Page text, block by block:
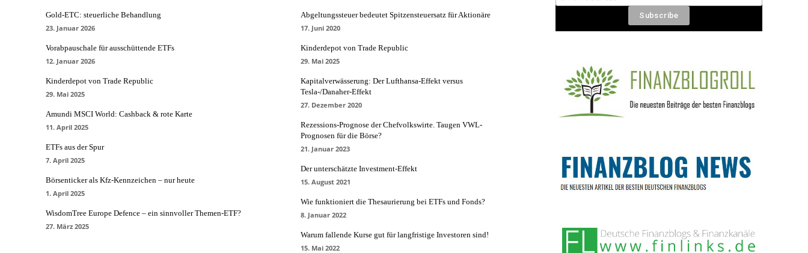
Gold-ETC: steuerliche Behandlung
23. Januar 2026
Vorabpauschale für ausschüttende ETFs
12. Januar 2026
Kinderdepot von Trade Republic
29. Mai 2025
Amundi MSCI World: Cashback & rote Karte
11. April 2025
ETFs aus der Spur
7. April 2025
Börsenticker als Kfz-Kennzeichen – nur heute
1. April 2025
WisdomTree Europe Defence – ein sinnvoller Themen-ETF?
27. März 2025
Abgeltungssteuer bedeutet Spitzensteuersatz für Aktionäre
17. Juni 2020
Kinderdepot von Trade Republic
29. Mai 2025
Kapitalverwässerung: Der Lufthansa-Effekt versus
Tesla-/Danaher-Effekt
27. Dezember 2020
Rezessions-Prognose der Chefvolkswirte. Taugen VWL-
Prognosen für die Börse?
21. Januar 2023
Der unterschätzte Investment-Effekt
15. August 2021
Wie funktioniert die Thesaurierung bei ETFs und Fonds?
8. Januar 2022
Warum fallende Kurse gut für langfristige Investoren sind!
15. Mai 2022